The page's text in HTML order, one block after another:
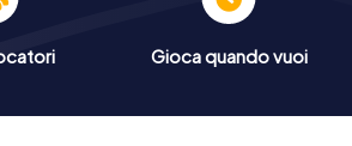
Gioca quando vuoi